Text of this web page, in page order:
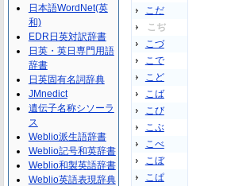
こだ
こぢ
こづ
こで
こど
こば
こび
こぶ
こべ
こぼ
こぱ
日本語WordNet(英
和)
EDR日英対訳辞書
日英・英日専門用語
辞書
日英固有名詞辞典
JMnedict
遺伝子名称シソーラ
ス
Weblio派生語辞書
Weblio記号和英辞書
Weblio和製英語辞書
Weblio英語表現辞典